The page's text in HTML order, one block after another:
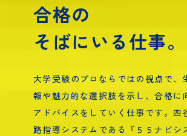
合格の
そばにいる仕事。
大学受験のプロならではの視点で、
報や魅力的な選択肢を示し、合格に
アドバイスをしていく仕事です。四
路指導システムである『５５ナビシ